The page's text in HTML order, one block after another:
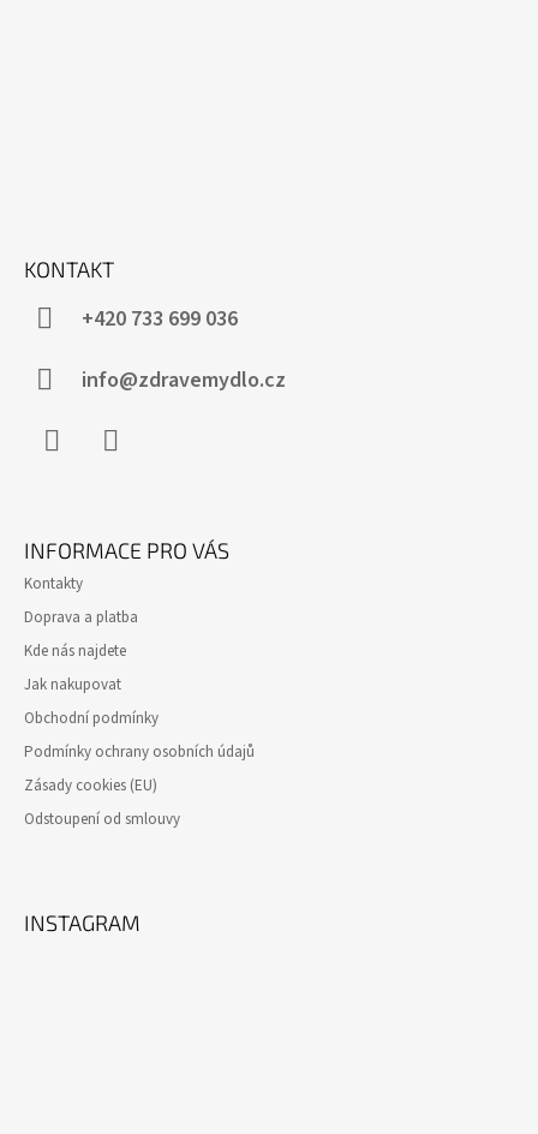
KONTAKT
+420 733 699 036
info@zdravemydlo.cz
INFORMACE PRO VÁS
Kontakty
Doprava a platba
Kde nás najdete
Jak nakupovat
Obchodní podmínky
Podmínky ochrany osobních údajů
Zásady cookies (EU)
Odstoupení od smlouvy
INSTAGRAM